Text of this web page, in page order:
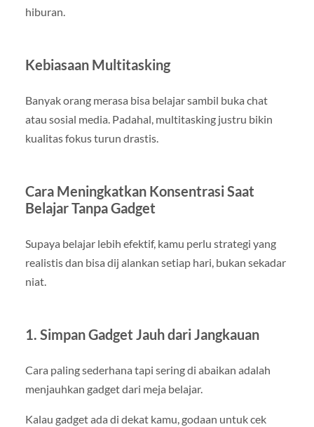
hiburan.
Kebiasaan Multitasking
Banyak orang merasa bisa belajar sambil buka chat
atau sosial media. Padahal, multitasking justru bikin
kualitas fokus turun drastis.
Cara Meningkatkan Konsentrasi Saat
Belajar Tanpa Gadget
Supaya belajar lebih efektif, kamu perlu strategi yang
realistis dan bisa dij alankan setiap hari, bukan sekadar
niat.
1. Simpan Gadget Jauh dari Jangkauan
Cara paling sederhana tapi sering di abaikan adalah
menjauhkan gadget dari meja belajar.
Kalau gadget ada di dekat kamu, godaan untuk cek